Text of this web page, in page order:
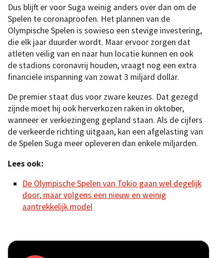
Dus blijft er voor Suga weinig anders over dan om de
Spelen te coronaproofen. Het plannen van de
Olympische Spelen is sowieso een stevige investering,
die elk jaar duurder wordt. Maar ervoor zorgen dat
atleten veilig van en naar hun locatie kunnen en ook
de stadions coronavrij houden, vraagt nog een extra
financiële inspanning van zowat 3 miljard dollar.
De premier staat dus voor zware keuzes. Dat gezegd
zijnde moet hij ook herverkozen raken in oktober,
wanneer er verkiezingeng gepland staan. Als de cijfers
de verkeerde richting uitgaan, kan een afgelasting van
de Spelen Suga meer opleveren dan enkele miljarden.
Lees ook:
De Olympische Spelen van Tokio gaan wel degelijk
door, maar volgens een nieuw en weinig
aantrekkelijk model